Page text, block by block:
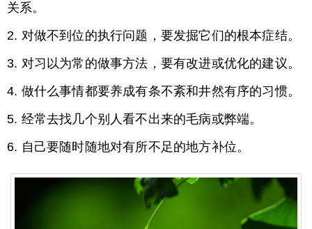
关系。
2. 对做不到位的执行问题，要发掘它们的根本症结。
3. 对习以为常的做事方法，要有改进或优化的建议。
4. 做什么事情都要养成有条不紊和井然有序的习惯。
5. 经常去找几个别人看不出来的毛病或弊端。
6. 自己要随时随地对有所不足的地方补位。